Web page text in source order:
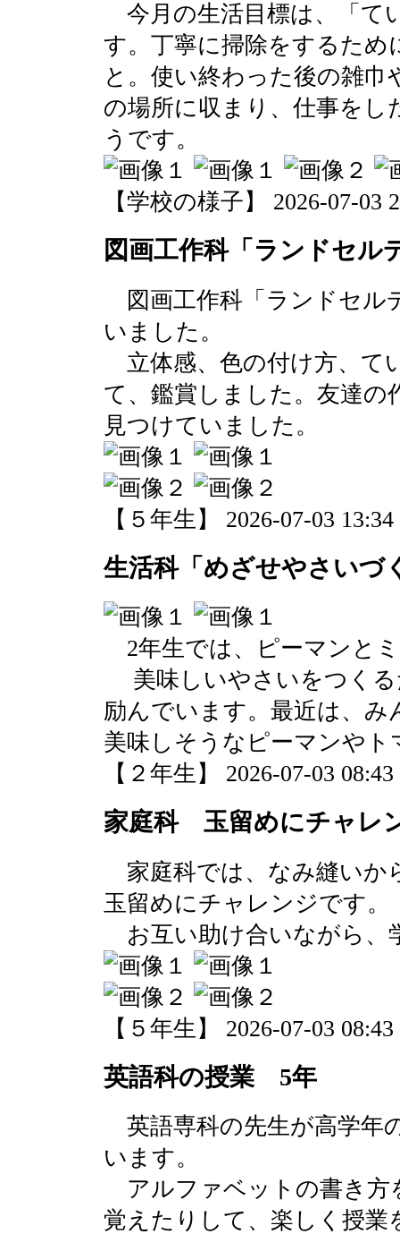
今月の生活目標は、「て
す。丁寧に掃除をするため
と。使い終わった後の雑
の場所に収まり、仕事を
うです。
【学校の様子】 2026-07-03
図画工作科「ランドセ
図画工作科「ランドセル
いました。
立体感、色の付け方、て
て、鑑賞しました。友達
見つけていました。
【５年生】 2026-07-03
生活科「めざせやさいづ
2年生では、ピーマンと
美味しいやさいをつくる
励んでいます。最近は、
美味しそうなピーマンや
【２年生】 2026-07-03
家庭科 玉留めにチャレ
家庭科では、なみ縫いか
玉留めにチャレンジです。
お互い助け合いながら、
【５年生】 2026-07-03
英語科の授業 5年
英語専科の先生が高学年
います。
アルファベットの書き方
覚えたりして、楽しく授業